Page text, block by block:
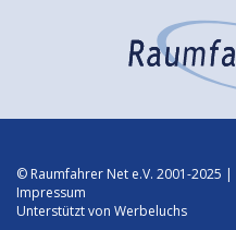
© Raumfahrer Net e.V. 2001-2025 |
Impressum
Unterstützt von Werbeluchs